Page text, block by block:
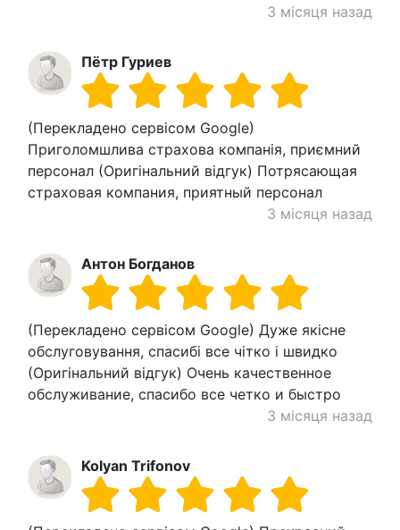
3 місяця назад
Пётр Гуриев
(Перекладено сервісом Google)
Приголомшлива страхова компанія, приємний
персонал (Оригінальний відгук) Потрясающая
страховая компания, приятный персонал
3 місяця назад
Антон Богданов
(Перекладено сервісом Google) Дуже якісне
обслуговування, спасибі все чітко і швидко
(Оригінальний відгук) Очень качественное
обслуживание, спасибо все четко и быстро
3 місяця назад
Kolyan Trifonov